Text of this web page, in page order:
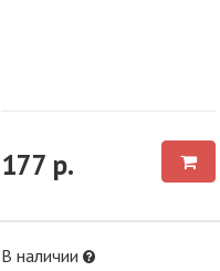
177 р.
В наличии